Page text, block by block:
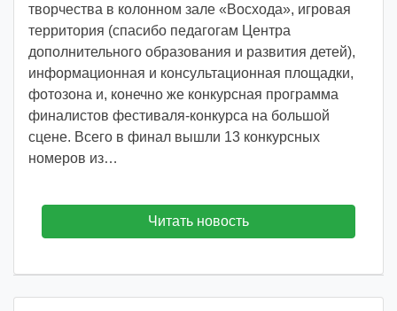
творчества в колонном зале «Восхода», игровая
территория (спасибо педагогам Центра
дополнительного образования и развития детей),
информационная и консультационная площадки,
фотозона и, конечно же конкурсная программа
финалистов фестиваля-конкурса на большой
сцене. Всего в финал вышли 13 конкурсных
номеров из…
Читать новость